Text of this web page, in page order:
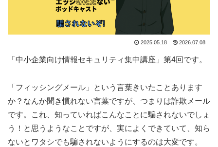
2025.05.18 2026.07.08
「中小企業向け情報セキュリティ集中講座」第4回です。
「フィッシングメール」という言葉きいたことあります
か？なんか聞き慣れない言葉ですが、つまりは詐欺メール
です。これ、知っていればこんなことに騙されないでしょ
う！と思うようなことですが、実によくできていて、知ら
ないとワタシでも騙されないようにするのは大変です。